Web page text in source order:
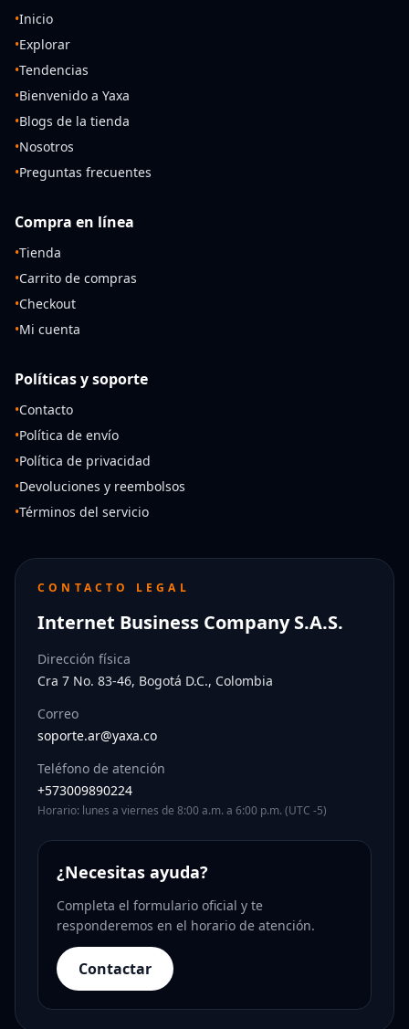
•Inicio
•Explorar
•Tendencias
•Bienvenido a Yaxa
•Blogs de la tienda
•Nosotros
•Preguntas frecuentes
Compra en línea
•Tienda
•Carrito de compras
•Checkout
•Mi cuenta
Políticas y soporte
•Contacto
•Política de envío
•Política de privacidad
•Devoluciones y reembolsos
•Términos del servicio
CONTACTO LEGAL
Internet Business Company S.A.S.
Dirección física
Cra 7 No. 83-46, Bogotá D.C., Colombia
Correo
soporte.ar@yaxa.co
Teléfono de atención
+573009890224
Horario: lunes a viernes de 8:00 a.m. a 6:00 p.m. (UTC -5)
¿Necesitas ayuda?
Completa el formulario oficial y te
responderemos en el horario de atención.
Contactar